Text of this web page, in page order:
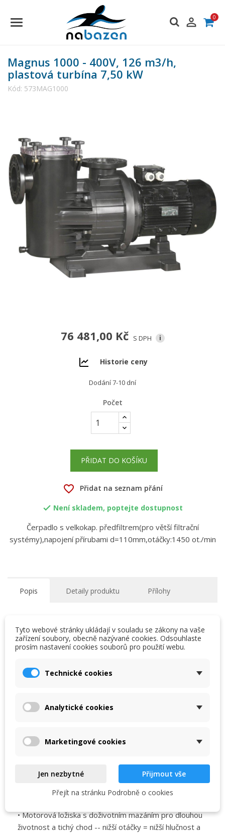
 0
Magnus 1000 - 400V, 126 m3/h,
plastová turbína 7,50 kW
Kód: 573MAG1000
76 481,00 Kč S DPH i
Historie ceny
Dodání 7-10 dní
Počet
PŘIDAT DO KOŠÍKU
favorite_border Přidat na seznam přání
 Není skladem, poptejte dostupnost
Čerpadlo s velkokap. předfiltrem(pro větší filtrační
systémy),napojení přírubami d=110mm,otáčky:1450 ot./min
Popis Detaily produktu Přílohy
• Velkoobjemové samonasávací čerpadlo s
velkokapacitním předfiltrem ideální pro větší filtrační
• První robustní plastové čerpadlo dosahující vlastností
• Tělo čerpadla a difusor z polypropylenu zesíleného
výkonem zaručuje extrémě vysokou filtrační kapacitu
uzávěry pro jednoduchou kontrolu předfiltru
• Nerezová (AISI 316) osa čerpadla není v kontaktu s
čerpanou vodou -- pracuje i se slanou a mořskou
• Motorová ložiska s doživotním mazáním pro dlouhou
životnost a tichý chod -- nižší otáčky = nižší hlučnost a
add_circle_outline Create new list
Zrušit Vytvořit seznam přání
Tyto webové stránky ukládají v souladu se zákony na vaše
zařízení soubory, obecně nazývané cookies. Odsouhlaste
prosím nastavení cookies souborů pro použití webu.
Technické cookies
Analytické cookies
Marketingové cookies
Jen nezbytné
Přijmout vše
Přejít na stránku Podrobně o cookies